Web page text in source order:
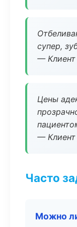
супер,
— Клиент
Цены
— Клиент
Часто
Можно